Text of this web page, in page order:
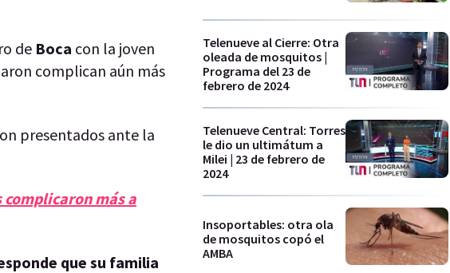
de Boca con la joven
complican aún más
presentados ante la
más a
que su familia
Telenueve al Cierre: Otra
oleada de mosquitos |
Programa del 23 de
febrero de 2024
Telenueve Central: Torres
le dio un ultimátum a
Milei | 23 de febrero de
2024
Insoportables: otra ola
de mosquitos copó el
AMBA